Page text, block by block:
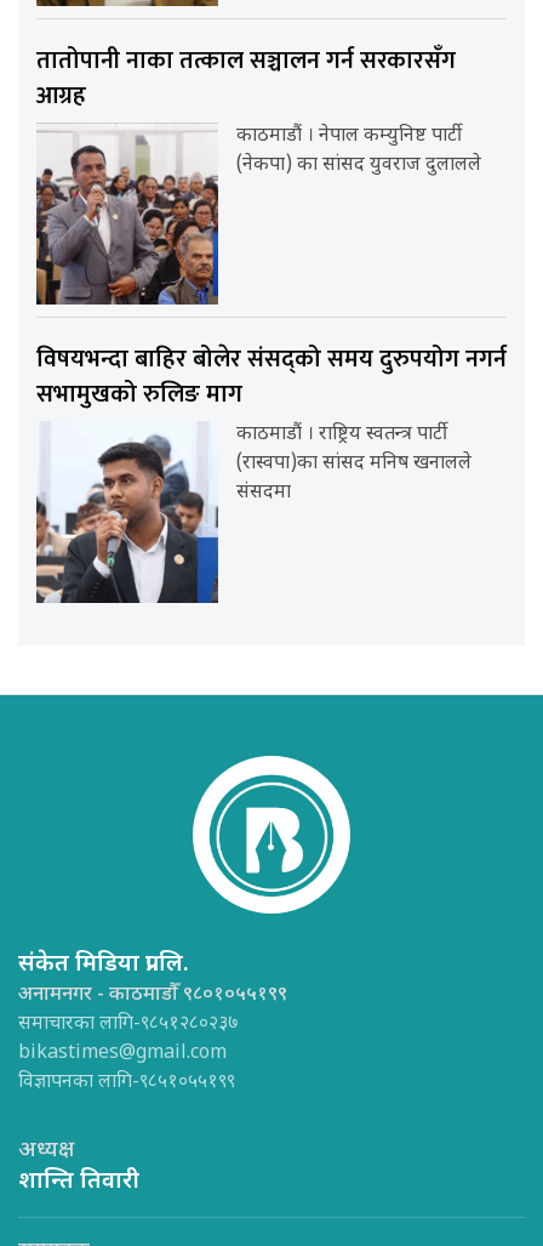
तातोपानी नाका तत्काल सञ्चालन गर्न सरकारसँग
आग्रह
काठमाडौं । नेपाल कम्युनिष्ट पार्टी
(नेकपा) का सांसद युवराज दुलालले
विषयभन्दा बाहिर बोलेर संसद्को समय दुरुपयोग नगर्न
सभामुखको रुलिङ माग
काठमाडौं । राष्ट्रिय स्वतन्त्र पार्टी
(रास्वपा)का सांसद मनिष खनालले
संसदमा
संकेत मिडिया प्रा.लि.
अनामनगर - काठमाडौँ ९८०१०५५१९९
समाचारका लागि-९८५१२८०२३७
bikastimes@gmail.com
विज्ञापनका लागि-९८५१०५५१९९
अध्यक्ष
शान्ति तिवारी